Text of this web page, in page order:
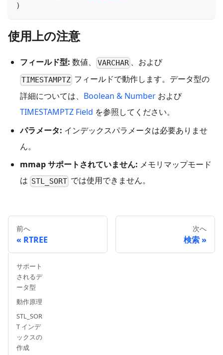
)
使用上の注意
フィールド型: 数値、 VARCHAR 、および
TIMESTAMPTZ フィールドで動作します。データ型の
詳細については、 Boolean & Number および
TIMESTAMPTZ Field を参照してください。
パラメータ: インデックスパラメータは必要ありませ
ん。
mmap サポートされていません: メモリマップモード
は STL_SORT では使用できません。
前へ
RTREE
次へ
検索
サポート
されるデ
ータ型
動作原理
STL_SOR
T インデ
ックスの
作成